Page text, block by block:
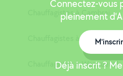
Chauffagistes à Cambrai
Chauffagistes à La
Chauffagistes à Wasquehal
Connectez-vous
pleinement
Déjà inscrit ?